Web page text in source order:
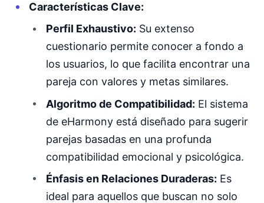
Características Clave:
Perfil Exhaustivo: Su extenso
cuestionario permite conocer a fondo a
los usuarios, lo que facilita encontrar una
pareja con valores y metas similares.
Algoritmo de Compatibilidad: El sistema
de eHarmony está diseñado para sugerir
parejas basadas en una profunda
compatibilidad emocional y psicológica.
Énfasis en Relaciones Duraderas: Es
ideal para aquellos que buscan no solo